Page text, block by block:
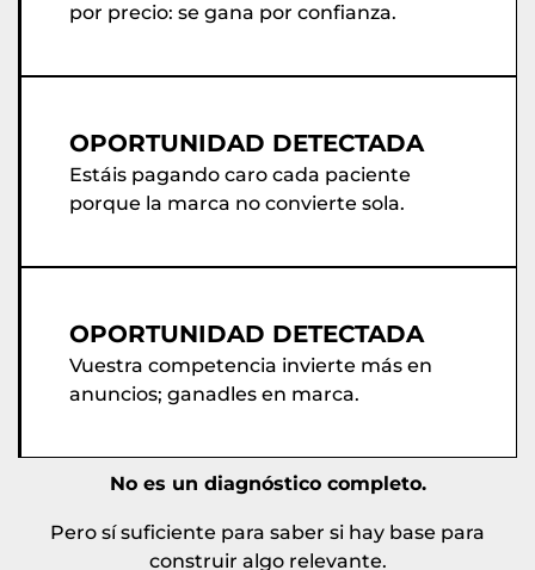
por precio: se gana por confianza.
OPORTUNIDAD DETECTADA
Estáis pagando caro cada paciente
porque la marca no convierte sola.
OPORTUNIDAD DETECTADA
Vuestra competencia invierte más en
anuncios; ganadles en marca.
No es un diagnóstico completo.
Pero sí suficiente para saber si hay base para
construir algo relevante.